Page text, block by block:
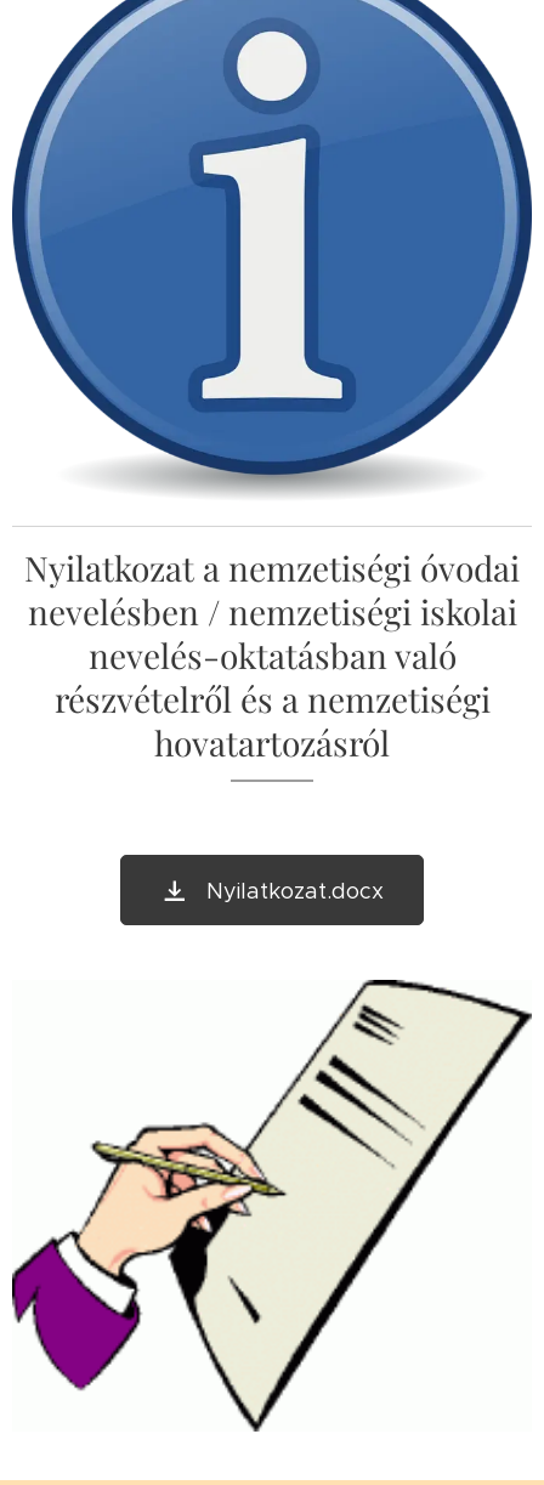
Nyilatkozat a nemzetiségi óvodai
nevelésben / nemzetiségi iskolai
nevelés-oktatásban való
részvételről és a nemzetiségi
hovatartozásról
Nyilatkozat.docx